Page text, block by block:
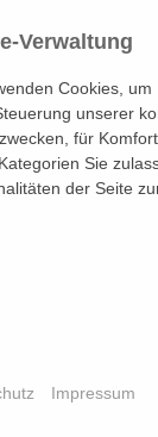
der Erzdiözese
1
Verwaltung
Cookies,
unserer
für
Sie
der Seite
Impressum